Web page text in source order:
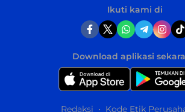
Ikuti kami di
Download aplikasi
Redaksi Kode Etik